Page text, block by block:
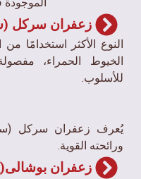
زعفران سرکل
النوع الأكثر استخدامًا
الخيوط الحمراء،
للأسلوب.
يُعرف زعفران سرکل
ورائحته القوية.
زعفران